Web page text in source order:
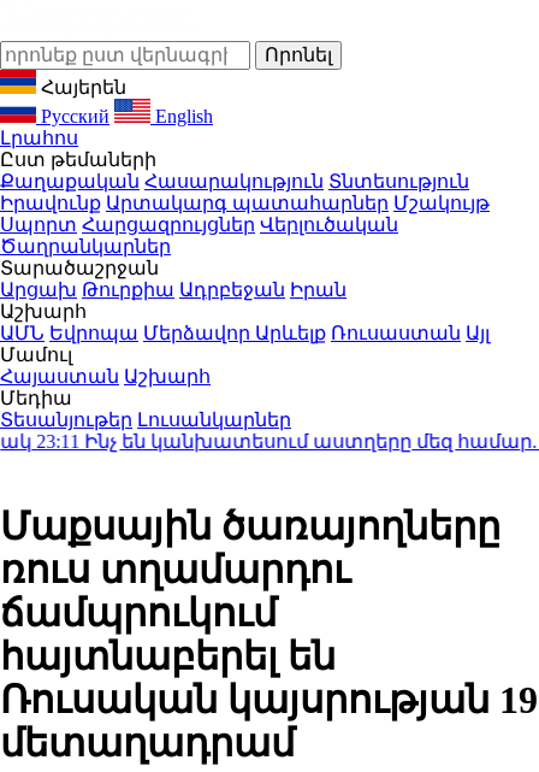
Հայերեն
Русский
English
Լրահոս
Ըստ թեմաների
Քաղաքական Հասարակություն Տնտեսություն
Իրավունք Արտակարգ պատահարներ Մշակույթ
Սպորտ Հարցազրույցներ Վերլուծական
Ծաղրանկարներ
Տարածաշրջան
Արցախ Թուրքիա Ադրբեջան Իրան
Աշխարհ
ԱՄՆ Եվրոպա Մերձավոր Արևելք Ռուսաստան Այլ
Մամուլ
Հայաստան Աշխարհ
Մեդիա
Տեսանյութեր Լուսանկարներ
Ինչ են կանխատեսում աստղերը մեզ համար.
Մաքսային ծառայողները
ռուս տղամարդու
ճամպրուկում
հայտնաբերել են
Ռուսական կայսրության 19
մետաղադրամ